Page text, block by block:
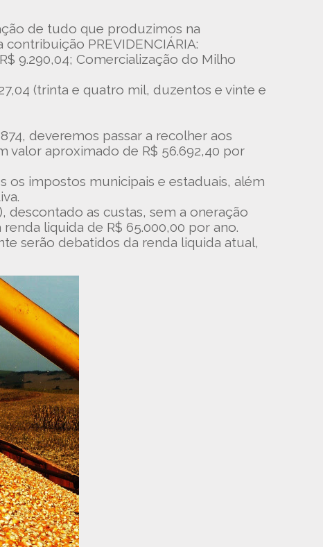
de tudo que produzimos na
PREVIDENCIÁRIA:
9.290,04; Comercialização do Milho
(trinta e quatro mil, duzentos e vinte e
deveremos passar a recolher aos
valor aproximado de R$ 56.692,40 por
os impostos municipais e estaduais, além
as custas, sem a oneração
liquida de R$ 65.000,00 por ano.
serão debatidos da renda liquida atual,